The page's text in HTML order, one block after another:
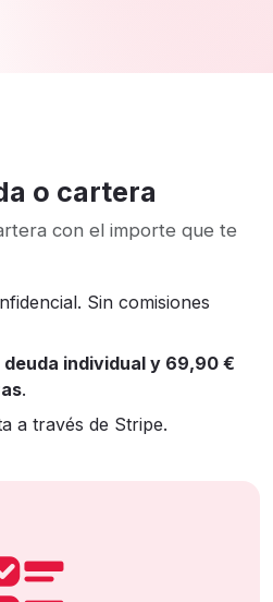
o cartera
con el importe que te
Sin comisiones
deuda individual y 69,90 €
.
a través de Stripe.